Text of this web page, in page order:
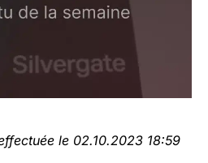
le 02.10.2023 18:59